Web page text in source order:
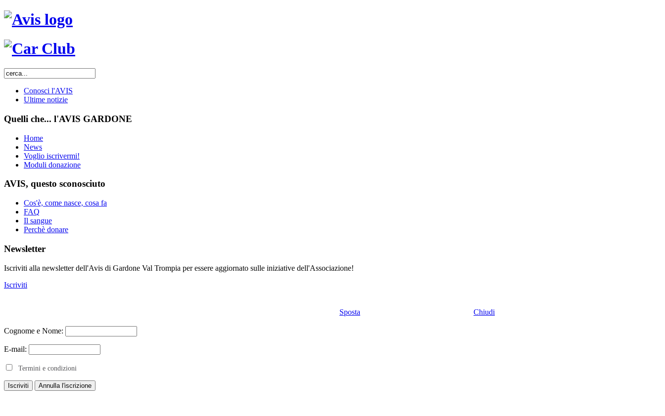
Conosci l'AVIS
Ultime notizie
Quelli che... l'AVIS GARDONE
Home
News
Voglio iscrivermi!
Moduli donazione
AVIS, questo sconosciuto
Cos'è, come nasce, cosa fa
FAQ
Il sangue
Perchè donare
Newsletter
Iscriviti alla newsletter dell'Avis di Gardone Val Trompia per essere aggiornato sulle iniziative dell'Associazione!
Iscriviti
Sposta Chiudi
Cognome e Nome:
E-mail:
Termini e condizioni